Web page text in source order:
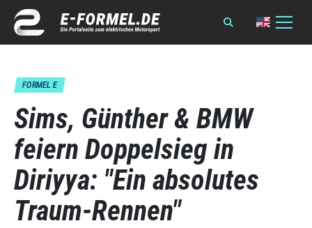
FORMEL E
Sims, Günther & BMW
feiern Doppelsieg in
Diriyya: "Ein absolutes
Traum-Rennen"